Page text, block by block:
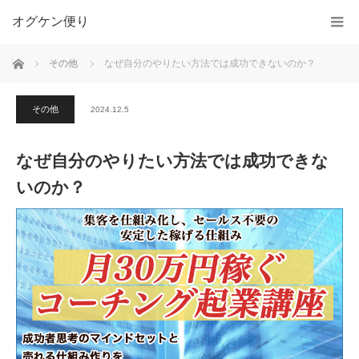
オグケン便り
ホーム その他 なぜ自分のやりたい方法では成功できないのか？
その他 2024.12.5
なぜ自分のやりたい方法では成功できな
いのか？